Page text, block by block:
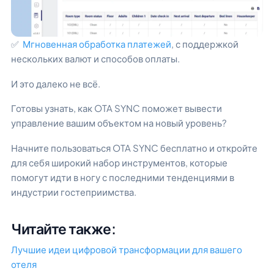
✅ Мгновенная обработка платежей, с поддержкой
нескольких валют и способов оплаты.
И это далеко не всё.
Готовы узнать, как OTA SYNC поможет вывести
управление вашим объектом на новый уровень?
Начните пользоваться OTA SYNC бесплатно и откройте
для себя широкий набор инструментов, которые
помогут идти в ногу с последними тенденциями в
индустрии гостеприимства.
Читайте также:
Лучшие идеи цифровой трансформации для вашего
отеля